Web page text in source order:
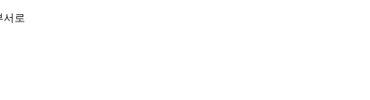
서로